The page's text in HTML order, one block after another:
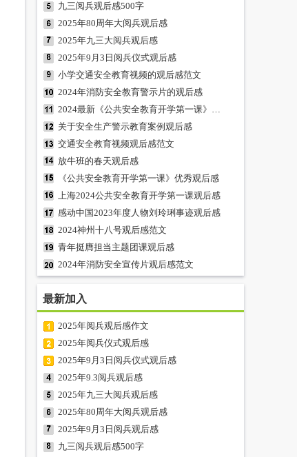
九三阅兵观后感500字
2025年80周年大阅兵观后感
2025年九三大阅兵观后感
2025年9月3日阅兵仪式观后感
小学交通安全教育视频的观后感范文
2024年消防安全教育警示片的观后感
2024最新《公共安全教育开学第一课》观后感
关于安全生产警示教育案例观后感
交通安全教育视频观后感范文
放牛班的春天观后感
《公共安全教育开学第一课》优秀观后感
上海2024公共安全教育开学第一课观后感
感动中国2023年度人物刘玲琍事迹观后感
2024神州十八号观后感范文
青年挺膺担当主题团课观后感
2024年消防安全宣传片观后感范文
最新加入
2025年阅兵观后感作文
2025年阅兵仪式观后感
2025年9月3日阅兵仪式观后感
2025年9.3阅兵观后感
2025年九三大阅兵观后感
2025年80周年大阅兵观后感
2025年9月3日阅兵观后感
九三阅兵观后感500字